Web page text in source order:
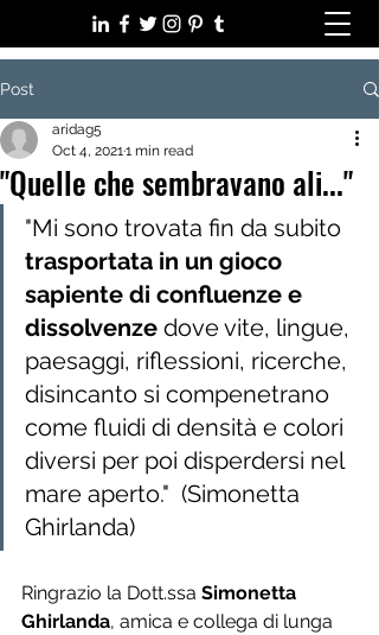
Post
"Quelle che sembravano ali..."
aridag5
Oct 4, 20211 min read
"Mi sono trovata fin da subito
trasportata in un gioco
sapiente di confluenze e
dissolvenze dove vite, lingue,
paesaggi, riflessioni, ricerche,
disincanto si compenetrano
come fluidi di densità e colori
diversi per poi disperdersi nel
mare aperto."  (Simonetta
Ghirlanda)
Ringrazio la Dott.ssa Simonetta
Ghirlanda, amica e collega di lunga